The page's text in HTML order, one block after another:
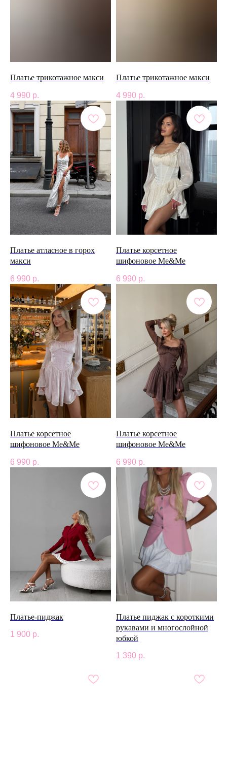
Платье трикотажное макси
4 990 р.
Платье трикотажное макси
4 990 р.
Платье атласное в горох
макси
6 990 р.
Платье корсетное
шифоновое Me&Me
6 990 р.
Платье корсетное
шифоновое Me&Me
6 990 р.
Платье корсетное
шифоновое Me&Me
6 990 р.
Платье-пиджак
1 900 р.
Платье пиджак с короткими
рукавами и многослойной
юбкой
1 390 р.